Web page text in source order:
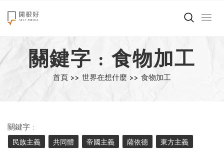
來點正能量
世界在想什麼
創造美好生活
職場商業經濟
關鍵字 : 食物加工
首頁 >> 世界在想什麼 >> 食物加工
關鍵字 :
民族主義
共同體 帝國主義 薩依德 東方主義